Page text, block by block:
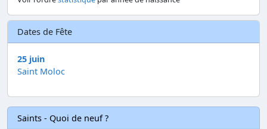
Dates de Fête
25 juin
Saint Moloc
Saints - Quoi de neuf ?